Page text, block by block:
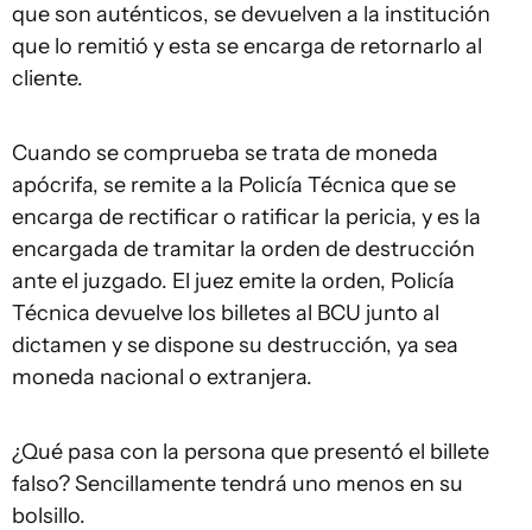
que son auténticos, se devuelven a la institución
que lo remitió y esta se encarga de retornarlo al
cliente.
Cuando se comprueba se trata de moneda
apócrifa, se remite a la Policía Técnica que se
encarga de rectificar o ratificar la pericia, y es la
encargada de tramitar la orden de destrucción
ante el juzgado. El juez emite la orden, Policía
Técnica devuelve los billetes al BCU junto al
dictamen y se dispone su destrucción, ya sea
moneda nacional o extranjera.
¿Qué pasa con la persona que presentó el billete
falso? Sencillamente tendrá uno menos en su
bolsillo.